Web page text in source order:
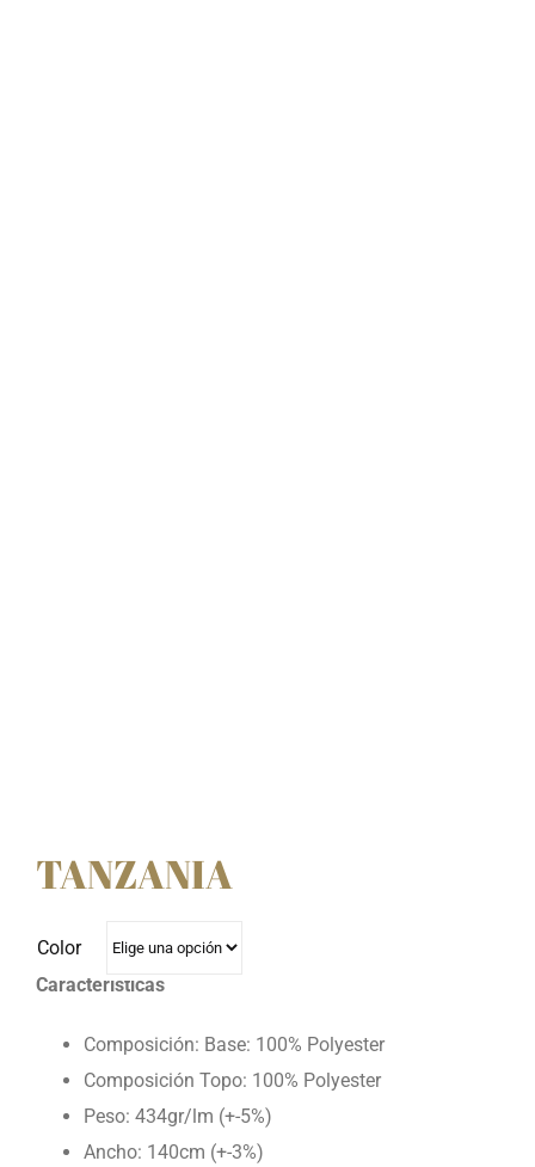
TANZANIA
Color
Características
Composición: Base: 100% Polyester
Composición Topo: 100% Polyester
Peso: 434gr/lm (+-5%)
Ancho: 140cm (+-3%)